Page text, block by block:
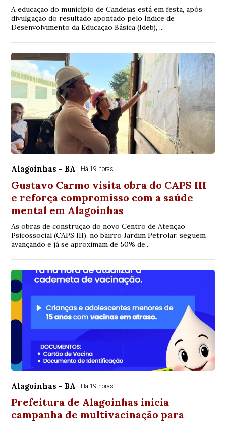
A educação do município de Candeias está em festa, após
divulgação do resultado apontado pelo Índice de
Desenvolvimento da Educação Básica (Ideb), ...
Alagoinhas - BA Há 19 horas
Gustavo Carmo visita obra do CAPS III
e reforça compromisso com a saúde
mental em Alagoinhas
As obras de construção do novo Centro de Atenção
Psicossocial (CAPS III), no bairro Jardim Petrolar, seguem
avançando e já se aproximam de 50% de...
Alagoinhas - BA Há 19 horas
Prefeitura de Alagoinhas inicia
campanha de multivacinação para